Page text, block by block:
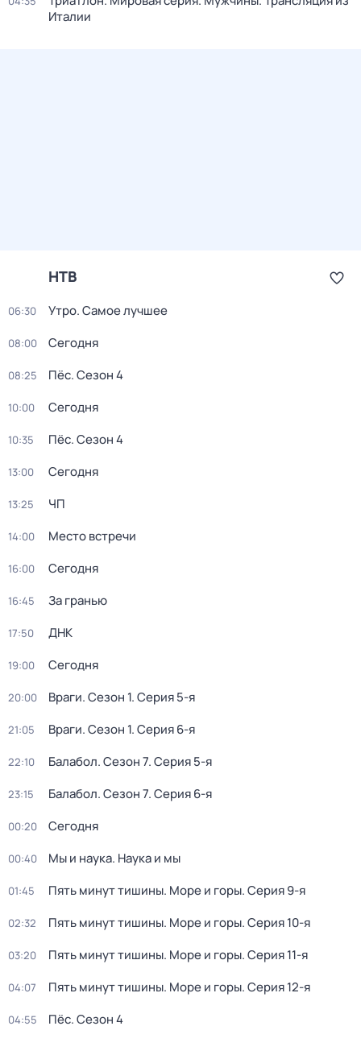
Италии
НТВ
06:30 Утро. Самое лучшее
08:00 Сегодня
08:25 Пёс. Сезон 4
10:00 Сегодня
10:35 Пёс. Сезон 4
13:00 Сегодня
13:25 ЧП
14:00 Место встречи
16:00 Сегодня
16:45 За гранью
17:50 ДНК
19:00 Сегодня
20:00 Враги. Сезон 1. Серия 5-я
21:05 Враги. Сезон 1. Серия 6-я
22:10 Балабол. Сезон 7. Серия 5-я
23:15 Балабол. Сезон 7. Серия 6-я
00:20 Сегодня
00:40 Мы и наука. Наука и мы
01:45 Пять минут тишины. Море и горы. Серия 9-я
02:32 Пять минут тишины. Море и горы. Серия 10-я
03:20 Пять минут тишины. Море и горы. Серия 11-я
04:07 Пять минут тишины. Море и горы. Серия 12-я
04:55 Пёс. Сезон 4